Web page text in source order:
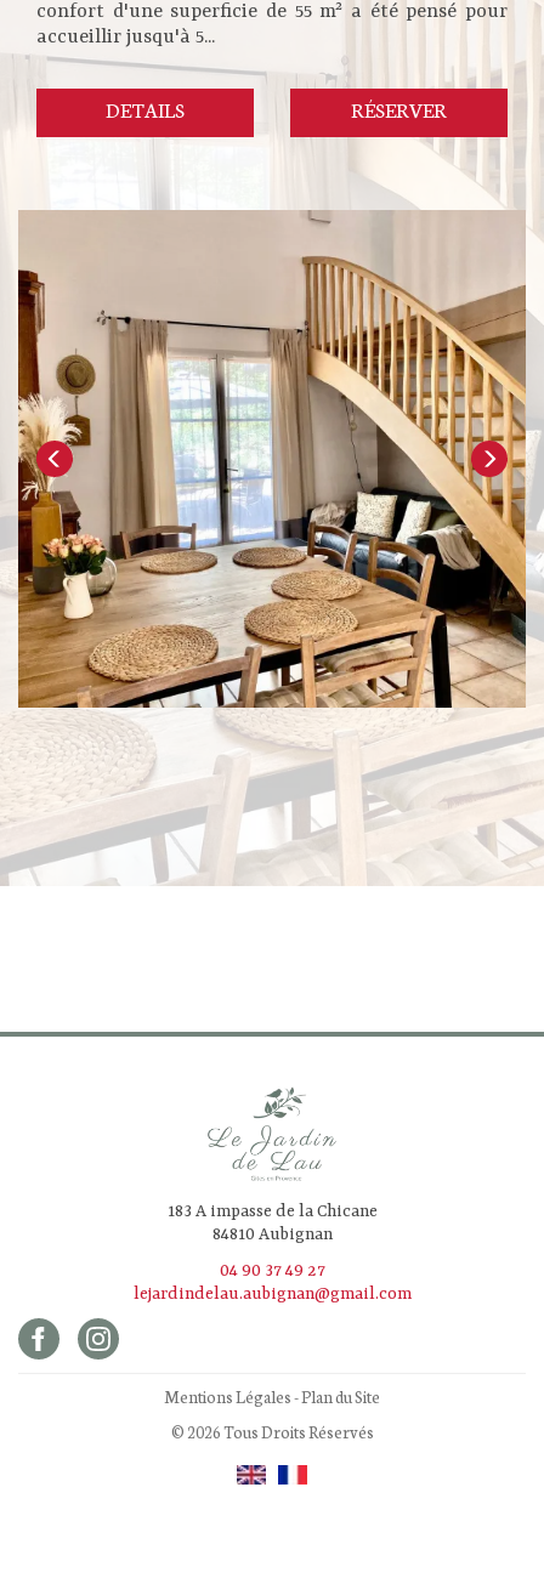
confort d'une superficie de 55 m² a été pensé pour
accueillir jusqu'à 5...
DETAILS RÉSERVER
183 A impasse de la Chicane
84810 Aubignan
04 90 37 49 27
lejardindelau.aubignan@gmail.com
Mentions Légales-Plan du Site
© 2026 Tous Droits Réservés